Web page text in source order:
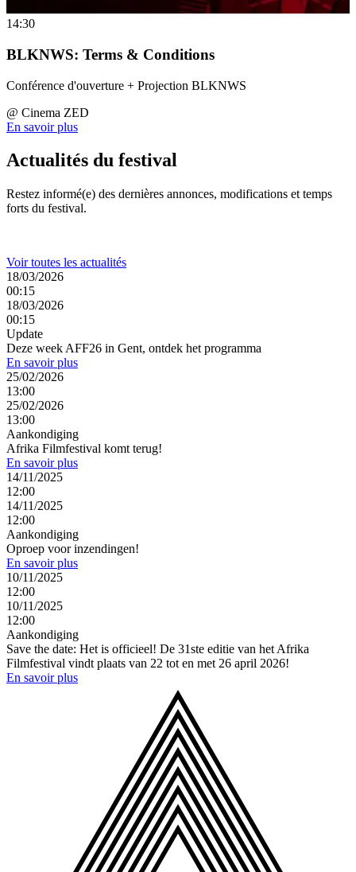
14:30
BLKNWS: Terms & Conditions
Conférence d'ouverture + Projection BLKNWS
@ Cinema ZED
En savoir plus
Actualités du festival
Restez informé(e) des dernières annonces, modifications et temps
forts du festival.
Voir toutes les actualités
18/03/2026
00:15
18/03/2026
00:15
Update
Deze week AFF26 in Gent, ontdek het programma
En savoir plus
25/02/2026
13:00
25/02/2026
13:00
Aankondiging
Afrika Filmfestival komt terug!
En savoir plus
14/11/2025
12:00
14/11/2025
12:00
Aankondiging
Oproep voor inzendingen!
En savoir plus
10/11/2025
12:00
10/11/2025
12:00
Aankondiging
Save the date: Het is officieel! De 31ste editie van het Afrika
Filmfestival vindt plaats van 22 tot en met 26 april 2026!
En savoir plus